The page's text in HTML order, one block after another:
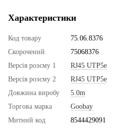
Характеристики
Код товару
75.06.8376
Скорочений
75068376
Версія розєму 1
RJ45 UTP5e
Версія розєму 2
RJ45 UTP5e
Довжина виробу
5.0m
Торгова марка
Goobay
Митний код
8544429091